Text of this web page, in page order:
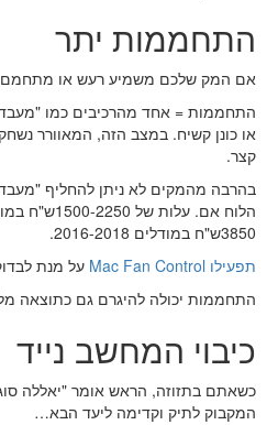
התחממות יתר
אם המק שלכם משמיע רעש או מתחמם
או כונן קשיח. במצב הזה, המאוורר
קצר.
בהרבה מהמקים לא ניתן להחליף
3850ש"ח במודלים 2016-2018.
תפעילו Mac Fan Control
על מנת
התחממות יכולה להיגרם גם כתוצאה
כיבוי המחשב נייד
כשאתם בתזוזה, הראש אומר "יאללה
המקבוק לתיק וקדימה ליעד הבא…